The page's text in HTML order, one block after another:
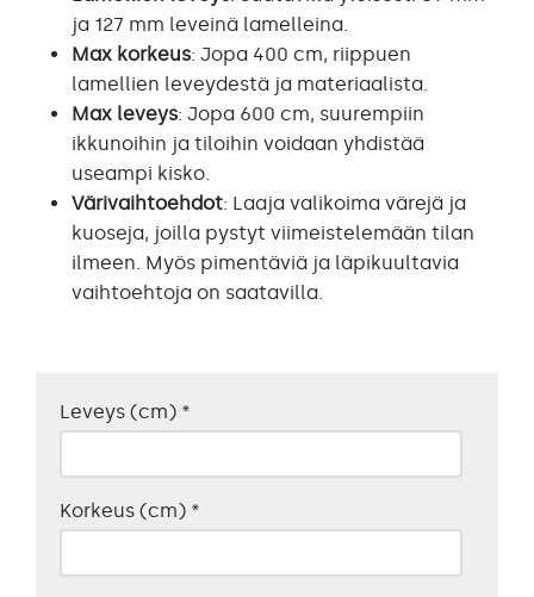
ja 127 mm leveinä lamelleina.
Max korkeus: Jopa 400 cm, riippuen
lamellien leveydestä ja materiaalista.
Max leveys: Jopa 600 cm, suurempiin
ikkunoihin ja tiloihin voidaan yhdistää
useampi kisko.
Värivaihtoehdot: Laaja valikoima värejä ja
kuoseja, joilla pystyt viimeistelemään tilan
ilmeen. Myös pimentäviä ja läpikuultavia
vaihtoehtoja on saatavilla.
Leveys (cm) *
Korkeus (cm) *